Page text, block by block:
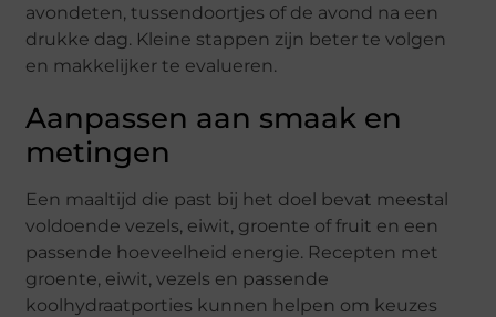
avondeten, tussendoortjes of de avond na een
drukke dag. Kleine stappen zijn beter te volgen
en makkelijker te evalueren.
Aanpassen aan smaak en
metingen
Een maaltijd die past bij het doel bevat meestal
voldoende vezels, eiwit, groente of fruit en een
passende hoeveelheid energie. Recepten met
groente, eiwit, vezels en passende
koolhydraatporties kunnen helpen om keuzes